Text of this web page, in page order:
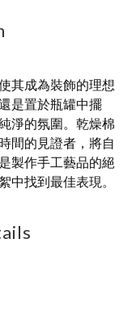
其成為裝飾的理想
是置於瓶罐中擺
淨的氛圍。乾燥棉
間的見證者，將自
製作手工藝品的絕
中找到最佳表現。